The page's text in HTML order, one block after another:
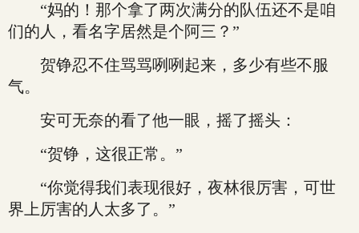
“妈的！那个拿了两次满分的队伍还不是咱
们的人，看名字居然是个阿三？”
贺铮忍不住骂骂咧咧起来，多少有些不服
气。
安可无奈的看了他一眼，摇了摇头：
“贺铮，这很正常。”
“你觉得我们表现很好，夜林很厉害，可世
界上厉害的人太多了。”